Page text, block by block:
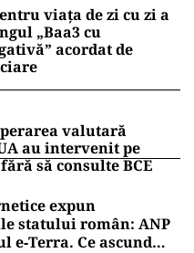
viața de zi cu zi a
„Baa3 cu
acordat de
valutară
au intervenit pe
să consulte BCE
expun
statului român: ANP
e‑Terra. Ce ascund